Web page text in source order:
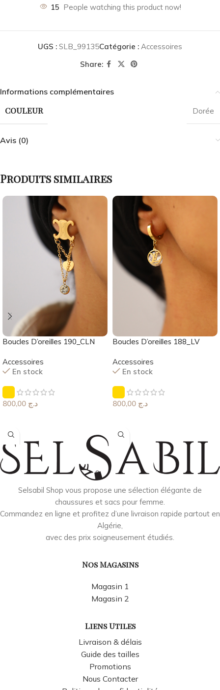
15 People watching this product now!
UGS : SLB_99135Catégorie : Accessoires
Share:
Informations complémentaires
COULEUR Dorée
Avis (0)
Produits similaires
Boucles D’oreilles 190_CLN
Accessoires
En stock
د.ج
Boucles D’oreilles 188_LV
Accessoires
En stock
د.ج
Selsabil Shop vous propose une sélection élégante de
chaussures et sacs pour femme.
Commandez en ligne et profitez d’une livraison rapide partout en
Algérie,
avec des prix soigneusement étudiés.
Nos Magasins
Magasin 1
Magasin 2
Liens Utiles
Livraison & délais
Guide des tailles
Promotions
Nous Contacter